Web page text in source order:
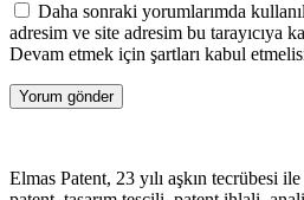
Daha sonraki yorumlarımda
adresim ve site adresim bu tarayıcıya
Devam etmek için şartları kabul
Yorum gönder
Elmas Patent, 23 yılı aşkın tecrübesi